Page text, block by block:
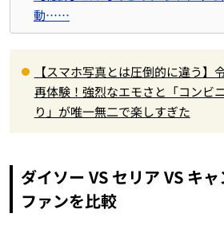
動……
【スマホ写真とは圧倒的に違う】
再体験！強烈なエモさと「コンビ
り」が唯一無二で楽しすぎた
ダイソー VS セリア VS キ
ファンを比較